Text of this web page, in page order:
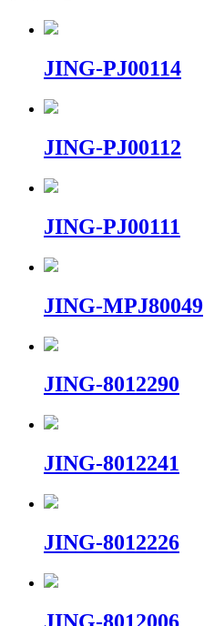
JING-PJ00114
JING-PJ00112
JING-PJ00111
JING-MPJ80049
JING-8012290
JING-8012241
JING-8012226